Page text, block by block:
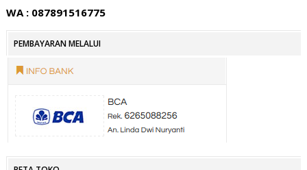
WA : 087891516775
PEMBAYARAN MELALUI